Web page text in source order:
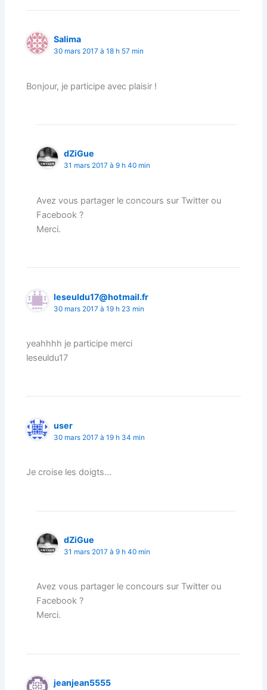
Salima
30 mars 2017 à 18 h 57 min
Bonjour, je participe avec plaisir !
dZiGue
31 mars 2017 à 9 h 40 min
Avez vous partager le concours sur Twitter ou
Facebook ?
Merci.
leseuldu17@hotmail.fr
30 mars 2017 à 19 h 23 min
yeahhhh je participe merci
leseuldu17
user
30 mars 2017 à 19 h 34 min
Je croise les doigts…
dZiGue
31 mars 2017 à 9 h 40 min
Avez vous partager le concours sur Twitter ou
Facebook ?
Merci.
jeanjean5555